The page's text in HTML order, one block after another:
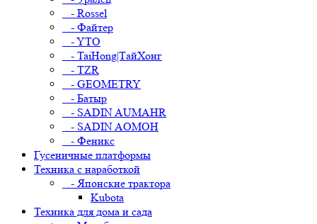
- Rossel
- Файтер
- YTO
- TaiHong|ТайХонг
- TZR
- GEOMETRY
- Батыр
- SADIN AUMAHR
- SADIN AOMOH
- Феникс
Гусеничные платформы
Техника с наработкой
- Японские трактора
Kubota
Техника для дома и сада